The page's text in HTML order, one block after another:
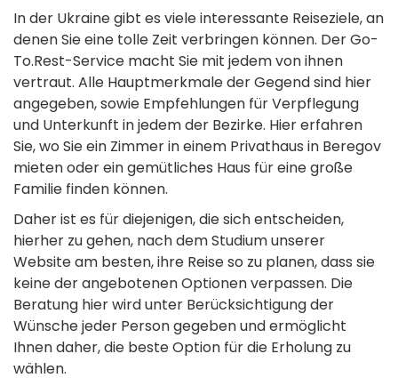
In der Ukraine gibt es viele interessante Reiseziele, an
denen Sie eine tolle Zeit verbringen können. Der Go-
To.Rest-Service macht Sie mit jedem von ihnen
vertraut. Alle Hauptmerkmale der Gegend sind hier
angegeben, sowie Empfehlungen für Verpflegung
und Unterkunft in jedem der Bezirke. Hier erfahren
Sie, wo Sie ein Zimmer in einem Privathaus in Beregov
mieten oder ein gemütliches Haus für eine große
Familie finden können.
Daher ist es für diejenigen, die sich entscheiden,
hierher zu gehen, nach dem Studium unserer
Website am besten, ihre Reise so zu planen, dass sie
keine der angebotenen Optionen verpassen. Die
Beratung hier wird unter Berücksichtigung der
Wünsche jeder Person gegeben und ermöglicht
Ihnen daher, die beste Option für die Erholung zu
wählen.